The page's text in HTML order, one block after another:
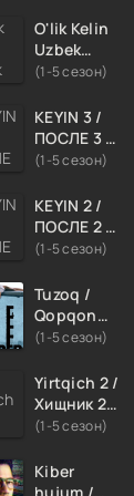
HIND KINO
2024
TARJIMA
Skachat
O'lik Kelin
Uzbek
tilida 2023
Tarjima
kino
skachat
(1-5 сезон)
KEYIN 3 /
ПОСЛЕ 3 /
AFTER 3
FILM
UZBEK
TILIDA
TARJIMA
FILM HD
(1-5 сезон)
KEYIN 2 /
ПОСЛЕ 2 /
AFTER 2
FILM
UZBEK
TILIDA
TARJIMA
FILM HD
(1-5 сезон)
Tuzoq /
Qopqon
Hind
2016 Uzbek
tilida
tarjima film
(1-5 сезон)
Yirtqich 2 /
Хищник 2
Xishnik
tilida 2018-
2024
(1-5 сезон)
Kiber